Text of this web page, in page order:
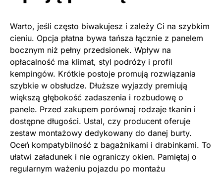
Warto, jeśli często biwakujesz i zależy Ci na szybkim
cieniu. Opcja płatna bywa tańsza łącznie z panelem
bocznym niż pełny przedsionek. Wpływ na
opłacalność ma klimat, styl podróży i profil
kempingów. Krótkie postoje promują rozwiązania
szybkie w obsłudze. Dłuższe wyjazdy premiują
większą głębokość zadaszenia i rozbudowę o
panele. Przed zakupem porównaj rodzaje tkanin i
dostępne długości. Ustal, czy producent oferuje
zestaw montażowy dedykowany do danej burty.
Oceń kompatybilność z bagażnikami i drabinkami. To
ułatwi załadunek i nie ograniczy okien. Pamiętaj o
regularnym ważeniu pojazdu po montażu